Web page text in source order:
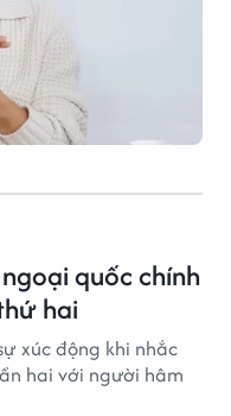
quốc chính
hai
xúc động khi nhắc
hai với người hâm